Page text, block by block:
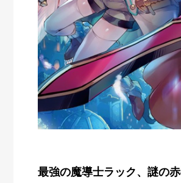
最強の魔導士ラック、謎の